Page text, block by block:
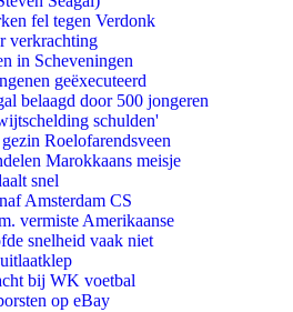
fel tegen Verdonk
verkrachting
in Scheveningen
geëxecuteerd
belaagd door 500 jongeren
schulden'
Roelofarendsveen
Marokkaans meisje
snel
Amsterdam CS
vermiste Amerikaanse
snelheid vaak niet
bij WK voetbal
op eBay